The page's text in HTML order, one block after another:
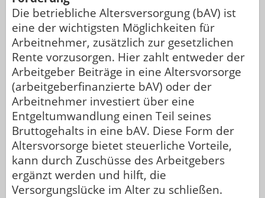
Die betriebliche Altersversorgung (bAV) ist
eine der wichtigsten Möglichkeiten für
Arbeitnehmer, zusätzlich zur gesetzlichen
Rente vorzusorgen. Hier zahlt entweder der
Arbeitgeber Beiträge in eine Altersvorsorge
(arbeitgeberfinanzierte bAV) oder der
Arbeitnehmer investiert über eine
Entgeltumwandlung einen Teil seines
Bruttogehalts in eine bAV. Diese Form der
Altersvorsorge bietet steuerliche Vorteile,
kann durch Zuschüsse des Arbeitgebers
ergänzt werden und hilft, die
Versorgungslücke im Alter zu schließen.